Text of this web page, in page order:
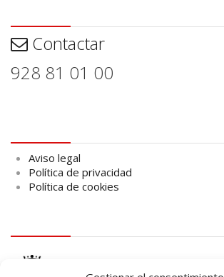
Contactar
928 81 01 00
Aviso legal
Política de privacidad
Política de cookies